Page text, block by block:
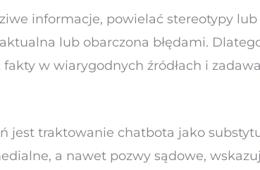
informacje, powielać stereotypy
lub obarczona błędami.
w wiarygodnych źródłach i
jest traktowanie chatbota jako
a nawet pozwy sądowe,